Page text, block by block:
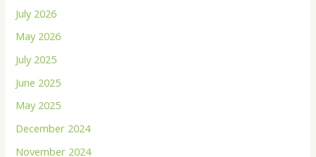
July 2026
May 2026
July 2025
June 2025
May 2025
December 2024
November 2024